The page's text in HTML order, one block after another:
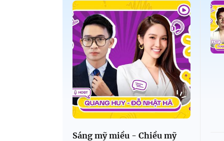
Sáng mỹ miều - Chiều mỹ